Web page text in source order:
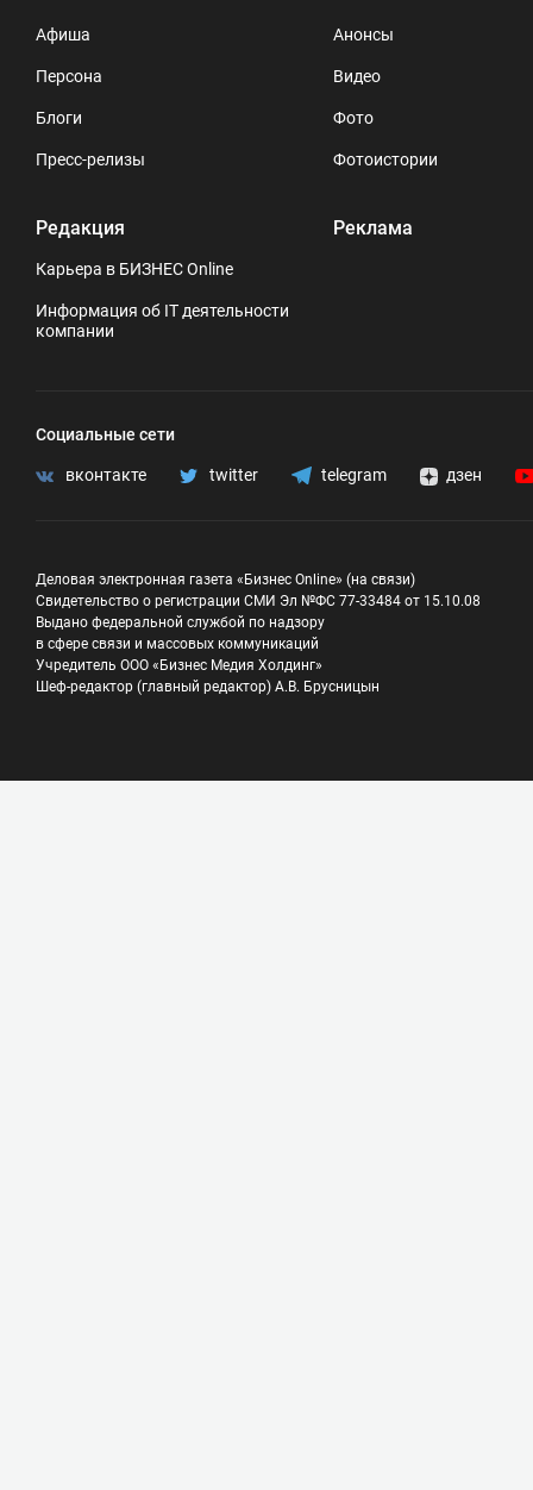
Афиша
Персона
Блоги
Пресс-релизы
Редакция
Карьера в БИЗНЕС Online
Информация об IT деятельности
компании
Анонсы
Видео
Фото
Фотоистории
Реклама
Социальные сети
вконтакте twitter telegram дзен
Деловая электронная газета «Бизнес Online» (на связи)
Свидетельство о регистрации СМИ Эл №ФС 77-33484 от 15.10.08
Выдано федеральной службой по надзору
в сфере связи и массовых коммуникаций
Учредитель ООО «Бизнес Медия Холдинг»
Шеф-редактор (главный редактор) А.В. Брусницын